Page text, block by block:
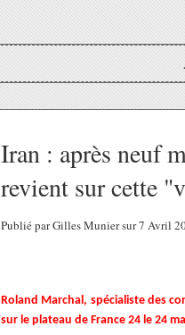
Iran : après neuf
revient sur cette
Publié par Gilles Munier sur 7 Avril
Roland Marchal, spécialiste des
sur le plateau de France 24 le 24